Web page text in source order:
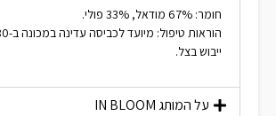
חומר: 67% מודאל, 33% פולי.
ייבוש בצל.
על המותג IN BLOOM